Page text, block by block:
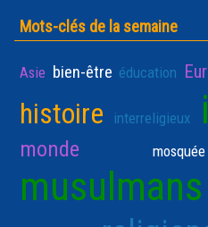
Mots-clés de la semaine
Asie bien-être éducation
histoire interreligieux
monde mosquée
musulmans